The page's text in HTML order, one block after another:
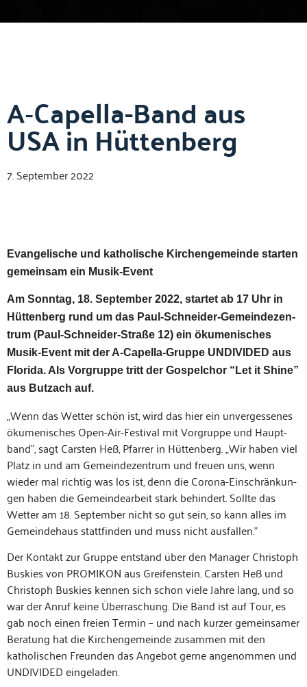
A‑Capella-Band aus
USA in Hüttenberg
7. September 2022
Evan­ge­lis­che und katholis­che Kirchenge­meinde starten
gemein­sam ein Musik-Event
Am Son­ntag, 18. Sep­tem­ber 2022, startet ab 17 Uhr in
Hüt­ten­berg rund um das Paul-Schnei­der-Gemein­dezen­
trum (Paul-Schnei­der-Straße 12) ein öku­menis­ches
Musik-Event mit der A‑Capel­la-Gruppe UNDIVIDED aus
Flori­da. Als Vor­gruppe tritt der Gospel­chor “Let it Shine”
aus Butzach auf.
„Wenn das Wet­ter schön ist, wird das hier ein unvergessenes
öku­menis­ches Open-Air-Fes­ti­val mit Vor­gruppe und Haupt­
band”, sagt Carsten Heß, Pfar­rer in Hüt­ten­berg. „Wir haben viel
Platz in und am Gemein­dezen­trum und freuen uns, wenn
wieder mal richtig was los ist, denn die Coro­na-Ein­schränkun­
gen haben die Gemein­dear­beit stark behin­dert. Sollte das
Wet­ter am 18. Sep­tem­ber nicht so gut sein, so kann alles im
Gemein­de­haus stat­tfind­en und muss nicht ausfallen.”
Der Kon­takt zur Gruppe ent­stand über den Man­ag­er Christoph
Buskies von PROMIKON aus Greifen­stein. Carsten Heß und
Christoph Buskies ken­nen sich schon viele Jahre lang, und so
war der Anruf keine Über­raschung. Die Band ist auf Tour, es
gab noch einen freien Ter­min – und nach kurz­er gemein­samer
Beratung hat die Kirchenge­meinde zusam­men mit den
katholis­chen Fre­un­den das Ange­bot gerne angenom­men und
UNDIVIDED eingeladen.